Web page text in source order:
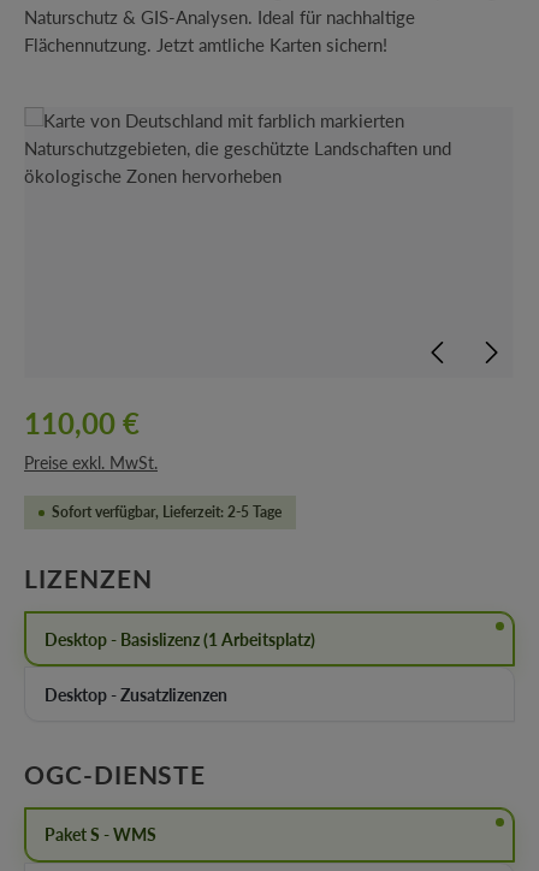
Naturschutz & GIS-Analysen. Ideal für nachhaltige
Flächennutzung. Jetzt amtliche Karten sichern!
Bildergalerie überspringen
110,00 €
Preise exkl. MwSt.
Sofort verfügbar, Lieferzeit: 2-5 Tage
LIZENZEN
Desktop - Basislizenz (1 Arbeitsplatz)
Desktop - Zusatzlizenzen
OGC-DIENSTE
Paket S - WMS